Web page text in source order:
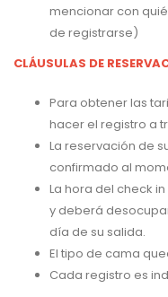
mencionar con
de registrarse)
CLÁUSULAS DE
Para obtener las
hacer el registro a
La reservación de
confirmado al
La hora del check
y deberá
día de su salida.
El tipo de cama
Cada registro es